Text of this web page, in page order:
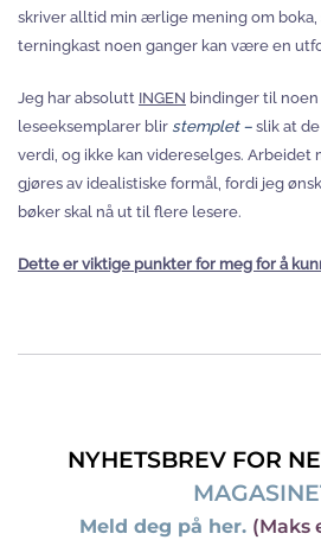
skriver alltid min ærlige mening om boka,
terningkast noen ganger kan være en
Jeg har absolutt INGEN bindinger til
leseeksemplarer blir stemplet –slik at
verdi, og ikke kan videreselges. Arbeidet
gjøres av idealistiske formål, fordi jeg
bøker skal nå ut til flere lesere.
Dette er viktige punkter for meg for å
NYHETSBREV FOR
Meld deg på her. (Maks